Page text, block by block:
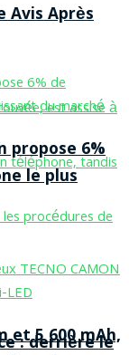
: derrière le
Avis Après
propose 6%
le plus
et 5 600 mAh,